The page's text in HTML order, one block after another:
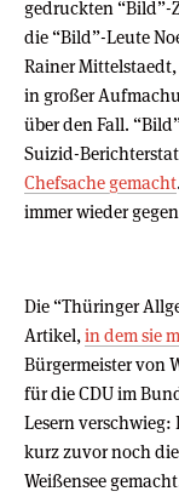
gedruckten “Bild”-
die “Bild”-Leute
Rainer
in großer
über den Fall.
Suizid-
Chefsache gemacht
immer wieder
Die “Thüringer
Artikel,in dem sie
Bürgermeister von
für die CDU im
Lesern verschwieg:
kurz zuvor noch
Weißensee